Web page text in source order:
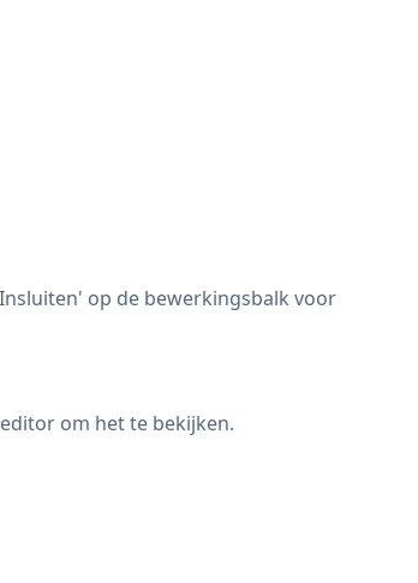
op de bewerkingsbalk voor
om het te bekijken.